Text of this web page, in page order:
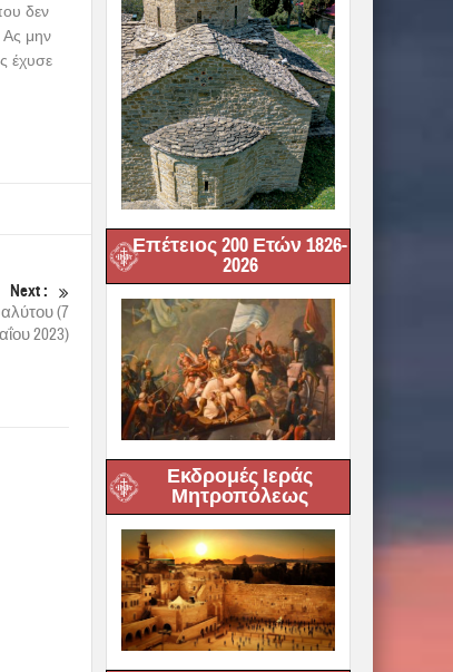
δεν
Ας μην
έχυσε
Next :
(7
2023)
Επέτειος 200 Ετών 1826-
2026
Εκδρομές Ιεράς
Μητροπόλεως